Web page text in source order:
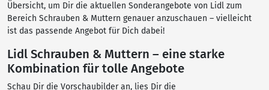
Übersicht, um Dir die aktuellen Sonderangebote von Lidl zum
Bereich Schrauben & Muttern genauer anzuschauen – vielleicht
ist das passende Angebot für Dich dabei!
Lidl Schrauben & Muttern – eine starke
Kombination für tolle Angebote
Schau Dir die Vorschaubilder an, lies Dir die